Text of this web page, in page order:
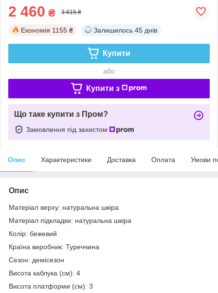
2 460 ₴ 3 615 ₴
Економія 1155 ₴ Залишилось 45 днів
Купити
або
Купити з
Що таке купити з Пром?
Замовлення під захистом
Опис Характеристики Доставка Оплата Умови
Опис
Матеріал верху: натуральна шкіра
Матеріал підкладки: натуральна шкіра
Колір: бежевий
Країна виробник: Туреччина
Сезон: демісезон
Висота каблука (см): 4
Висота платформи (см): 3